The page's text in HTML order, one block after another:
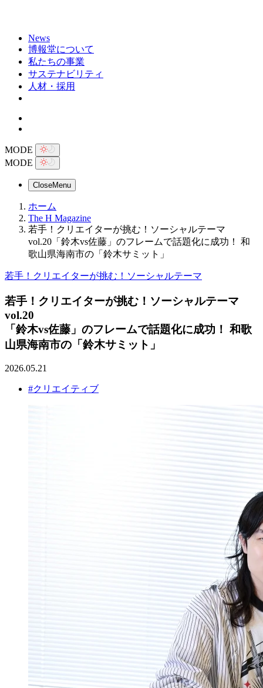
News
博報堂について
私たちの事業
サステナビリティ
人材・採用
MODE
MODE
CloseMenu
ホーム
The H Magazine
若手！クリエイターが挑む！ソーシャルテーマ
vol.20「鈴木vs佐藤」のフレームで話題化に成功！ 和
歌山県海南市の「鈴木サミット」
若手！クリエイターが挑む！ソーシャルテーマ
若手！クリエイターが挑む！ソーシャルテーマ
vol.20
「鈴木vs佐藤」のフレームで話題化に成功！ 和歌
山県海南市の「鈴木サミット」
2026.05.21
#クリエイティブ